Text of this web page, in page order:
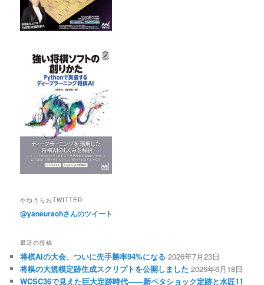
やねうらおTWITTER
@yaneuraohさんのツイート
最近の投稿
将棋AIの大会、ついに先手勝率94%になる 2026年7月23日
将棋の大規模定跡生成スクリプトを公開しました 2026年6月18日
WCSC36で見えた巨大定跡時代――新ペタショック定跡と水匠11